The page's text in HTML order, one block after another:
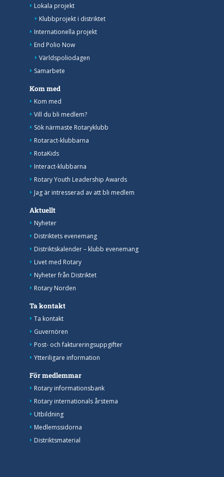
Lokala projekt
Klubbprojekt i distriktet
Internationella projekt
End Polio Now
Världspoliodagen
Samarbete
Kom med
Kom med
Vill du bli medlem?
Sök närmaste Rotaryklubb
Rotaract-klubbarna
RotaKids
Interact-klubbarna
Rotary Youth Leadership Awards
Jag är intresserad av att bli medlem
Aktuellt
Nyheter
Distriktets evenemang
Distriktskalender – klubb evenemang
Livet med Rotary
Nyheter från Distriktet
Rotary Norden
Ta kontakt
Ta kontakt
Guvernören
Post- och faktureringsuppgifter
Ytteriligare information
För medlemmar
Rotary informationsbank
Rotary internationals årstema
Utbildning
Medlemssidorna
Distriktsmaterial